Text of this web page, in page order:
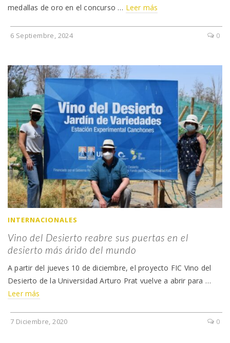
medallas de oro en el concurso … Leer más
6 Septiembre, 2024 0
INTERNACIONALES
Vino del Desierto reabre sus puertas en el
desierto más árido del mundo
A partir del jueves 10 de diciembre, el proyecto FIC Vino del
Desierto de la Universidad Arturo Prat vuelve a abrir para …
Leer más
7 Diciembre, 2020 0